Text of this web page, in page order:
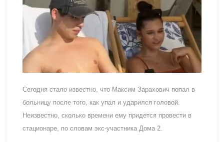
Сегодня стало известно, что Максим Зарахович попал в
больницу после того, как упал и ударился головой.
Неизвестно, сколько времени ему придется провести в
стационаре, по словам экс-участника Дома 2.